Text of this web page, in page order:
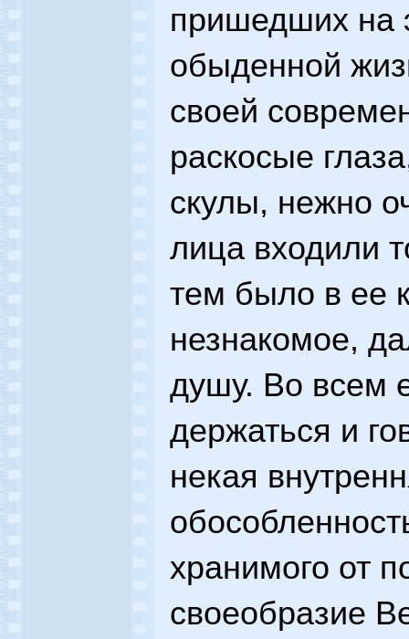
пришедших на
обыденной
своей
раскосые
скулы, нежно
лица входили
тем было в ее
незнакомое,
душу. Во всем
держаться и
некая
хранимого от
своеобразие